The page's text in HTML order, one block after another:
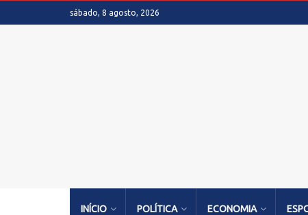
sábado, 8 agosto, 2026
INÍCIO POLÍTICA ECONOMIA